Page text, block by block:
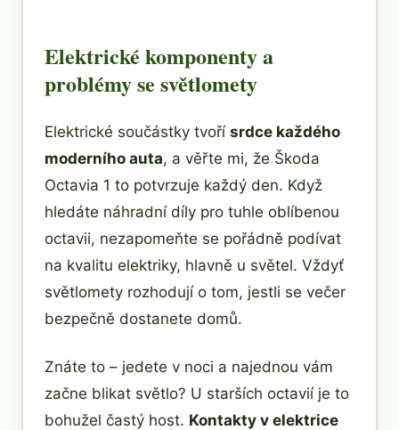
Elektrické komponenty a
problémy se světlomety
Elektrické součástky tvoří srdce každého
moderního auta, a věřte mi, že Škoda
Octavia 1 to potvrzuje každý den. Když
hledáte náhradní díly pro tuhle oblíbenou
octavii, nezapomeňte se pořádně podívat
na kvalitu elektriky, hlavně u světel. Vždyť
světlomety rozhodují o tom, jestli se večer
bezpečně dostanete domů.
Znáte to – jedete v noci a najednou vám
začne blikat světlo? U starších octavií je to
bohužel častý host. Kontakty v elektrice